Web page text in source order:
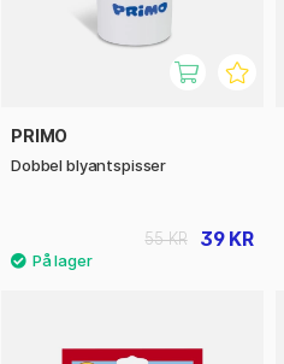
PRIMO
Dobbel blyantspisser
39 KR
55 KR